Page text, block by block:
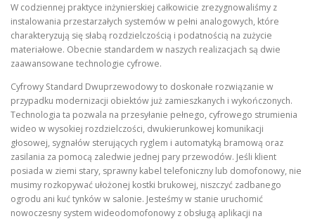
W codziennej praktyce inżynierskiej całkowicie zrezygnowaliśmy z
instalowania przestarzałych systemów w pełni analogowych, które
charakteryzują się słabą rozdzielczością i podatnością na zużycie
materiałowe. Obecnie standardem w naszych realizacjach są dwie
zaawansowane technologie cyfrowe.
Cyfrowy Standard Dwuprzewodowy to doskonałe rozwiązanie w
przypadku modernizacji obiektów już zamieszkanych i wykończonych.
Technologia ta pozwala na przesyłanie pełnego, cyfrowego strumienia
wideo w wysokiej rozdzielczości, dwukierunkowej komunikacji
głosowej, sygnałów sterujących ryglem i automatyką bramową oraz
zasilania za pomocą zaledwie jednej pary przewodów. Jeśli klient
posiada w ziemi stary, sprawny kabel telefoniczny lub domofonowy, nie
musimy rozkopywać ułożonej kostki brukowej, niszczyć zadbanego
ogrodu ani kuć tynków w salonie. Jesteśmy w stanie uruchomić
nowoczesny system wideodomofonowy z obsługą aplikacji na